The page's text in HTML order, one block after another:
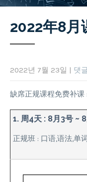
2022年8月
2022년 7월 23일 | 댓
缺席正规课程免费补课
1. 周4天 : 8月3号 ~
正规班 : 口语,语法,单